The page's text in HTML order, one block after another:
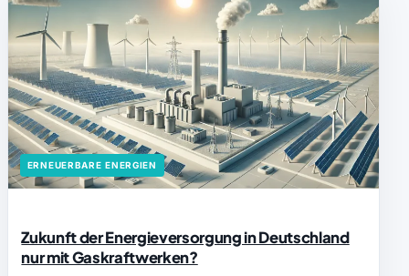
ERNEUERBARE ENERGIEN
Zukunft der Energieversorgung in Deutschland
nur mit Gaskraftwerken?